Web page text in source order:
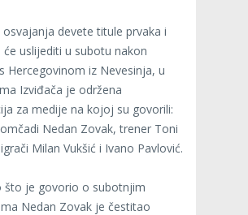
devete titule prvaka i
uslijediti u subotu nakon
Hercegovinom iz Nevesinja, u
Izviđača je održena
za medije na kojoj su govorili:
Nedan Zovak, trener Toni
Milan Vukšić i Ivano Pavlović.
što je govorio o subotnjim
Nedan Zovak je čestitao